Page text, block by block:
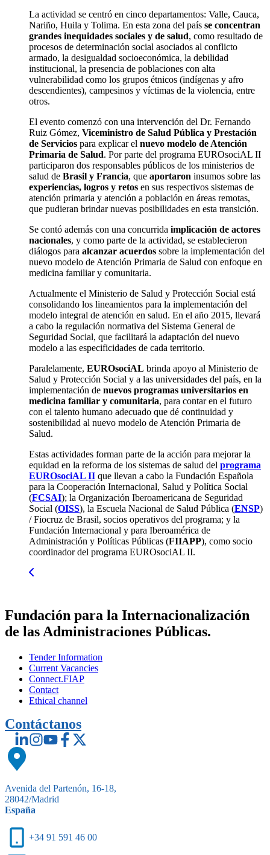
La actividad se centró en cinco departamentos: Valle, Cauca,
Nariño, Huila y Tolima. En esta zona del país se concentran
grandes inequidades sociales y de salud, como resultado de
procesos de determinación social asociados al conflicto
armado, la desigualdad socioeconómica, la debilidad
institucional, la presencia de poblaciones con alta
vulnerabilidad como los grupos étnicos (indígenas y afro
descendientes), campesinos y víctimas de la violencia, entre
otros.
El evento comenzó con una intervención del Dr. Fernando
Ruiz Gómez, Viceministro de Salud Pública y Prestación
de Servicios para explicar el nuevo modelo de Atención
Primaria de Salud. Por parte del programa EUROsociAL II
participaron dos responsables públicos de los ministerios de
salud de Brasil y Francia, que aportaron insumos sobre las
experiencias, logros y retos en sus respectivos sistemas de
atención primaria y atención a población en áreas remotas,
que pudieran brindar nuevas posibilidades en esta transición.
Se contó además con una concurrida implicación de actores
nacionales, y como parte de la actividad, se establecieron
diálogos para alcanzar acuerdos sobre la implementación del
nuevo modelo de Atención Primaria de Salud con enfoque en
medicina familiar y comunitaria.
Actualmente el Ministerio de Salud y Protección Social está
consolidando los lineamientos para la implementación del
modelo integral de atención en salud. En el año 2015, llevará
a cabo la regulación normativa del Sistema General de
Seguridad Social, que facilitará la adaptación del nuevo
modelo a las especificidades de cada territorio.
Paralelamente, EUROsociAL brinda apoyo al Ministerio de
Salud y Protección Social y a las universidades del país, en la
implementación de nuevos programas universitarios en
medicina familiar y comunitaria, para contar en el futuro
con el talento humano adecuado que dé continuidad y
sostenibilidad al nuevo modelo de Atención Primaria de
Salud.
Estas actividades forman parte de la acción para mejorar la
equidad en la reforma de los sistemas de salud del programa
EUROsociAL II que llevan a cabo la Fundación Española
para la Cooperación Internacional, Salud y Política Social
(FCSAI); la Organización Iberoamericana de Seguridad
Social (OISS), la Escuela Nacional de Salud Pública (ENSP)
/ Fiocruz de Brasil, socios operativos del programa; y la
Fundación Internacional y para Iberoamérica de
Administración y Políticas Públicas (FIIAPP), como socio
coordinador del programa EUROsociAL II.
Fundación para la Internacionalización
de las Administraciones Públicas.
Tender Information
Current Vacancies
Connect.FIAP
Contact
Ethical channel
Contáctanos
Avenida del Partenón, 16-18,
28042/Madrid
España
+34 91 591 46 00